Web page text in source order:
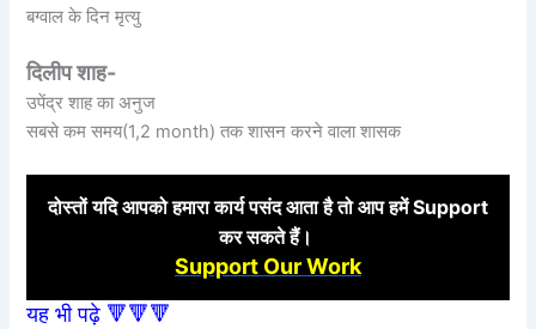
बग्वाल के दिन मृत्यु
दिलीप शाह-
उपेंद्र शाह का अनुज
सबसे कम समय(1,2 month) तक शासन करने वाला शासक
दोस्तोंयदि आपको हमारा कार्य पसंद आता है तो आप हमें Support
करसकते हैं।
Support Our Work
यह भी पढ़े 🔻🔻🔻